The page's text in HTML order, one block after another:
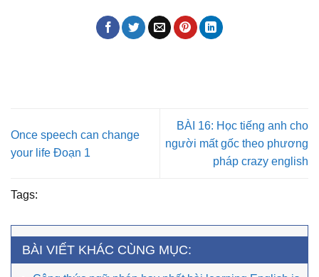
Once speech can change
your life Đoạn 1
BÀI 16: Học tiếng anh cho
người mất gốc theo phương
pháp crazy english
Tags:
BÀI VIẾT KHÁC CÙNG MỤC: